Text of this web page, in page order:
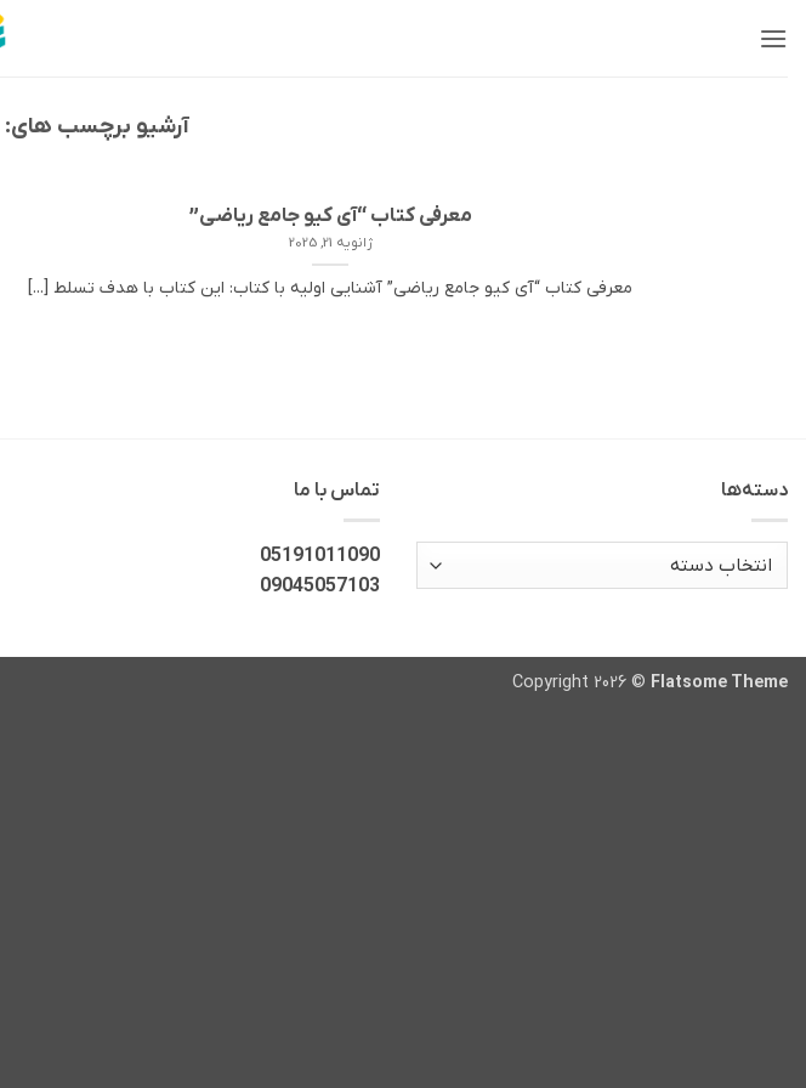
آرشیو برچسب های:
معرفی کتاب “آی کیو جامع ریاضی”
ژانویه 21, 2025
معرفی کتاب “آی کیو جامع ریاضی” آشنایی اولیه با کتاب: این کتاب با هدف تسلط [...]
دسته‌ها
دسته‌ها
تماس با ما
05191011090
09045057103
Copyright 2026 © Flatsome Theme